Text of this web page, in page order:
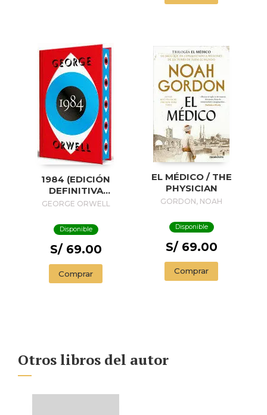
1984 (EDICIÓN
DEFINITIVA
AVALADA POR THE
(EDICIÓN ESPECIAL
LIMITADA CON
CANTOS
(EDITION
ENDORSED BY THE
GEORGE ORWELL
Disponible
S/ 69.00
Comprar
EL MÉDICO / THE
PHYSICIAN
GORDON, NOAH
Disponible
S/ 69.00
Comprar
Otros libros del autor